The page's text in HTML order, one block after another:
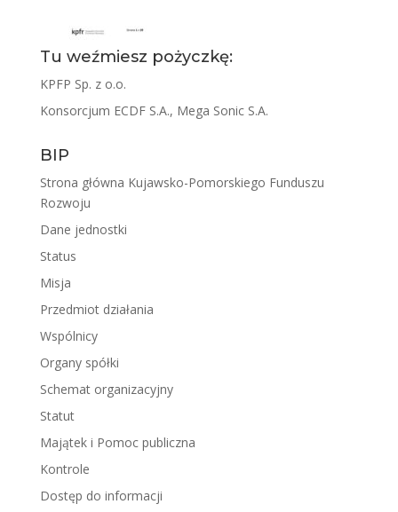
Tu weźmiesz pożyczkę:
KPFP Sp. z o.o.
Konsorcjum ECDF S.A., Mega Sonic S.A.
BIP
Strona główna Kujawsko-Pomorskiego Funduszu
Rozwoju
Dane jednostki
Status
Misja
Przedmiot działania
Wspólnicy
Organy spółki
Schemat organizacyjny
Statut
Majątek i Pomoc publiczna
Kontrole
Dostęp do informacji